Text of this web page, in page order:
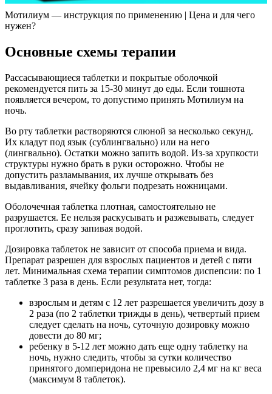
Мотилиум — инструкция по применению | Цена и для чего
нужен?
Основные схемы терапии
Рассасывающиеся таблетки и покрытые оболочкой
рекомендуется пить за 15-30 минут до еды. Если тошнота
появляется вечером, то допустимо принять Мотилиум на
ночь.
Во рту таблетки растворяются слюной за несколько секунд.
Их кладут под язык (сублингвально) или на него
(лингвально). Остатки можно запить водой. Из-за хрупкости
структуры нужно брать в руки осторожно. Чтобы не
допустить разламывания, их лучше открывать без
выдавливания, ячейку фольги подрезать ножницами.
Оболочечная таблетка плотная, самостоятельно не
разрушается. Ее нельзя раскусывать и разжевывать, следует
проглотить, сразу запивая водой.
Дозировка таблеток не зависит от способа приема и вида.
Препарат разрешен для взрослых пациентов и детей с пяти
лет. Минимальная схема терапии симптомов диспепсии: по 1
таблетке 3 раза в день. Если результата нет, тогда:
взрослым и детям с 12 лет разрешается увеличить дозу в
2 раза (по 2 таблетки трижды в день), четвертый прием
следует сделать на ночь, суточную дозировку можно
довести до 80 мг;
ребенку в 5-12 лет можно дать еще одну таблетку на
ночь, нужно следить, чтобы за сутки количество
принятого домперидона не превысило 2,4 мг на кг веса
(максимум 8 таблеток).